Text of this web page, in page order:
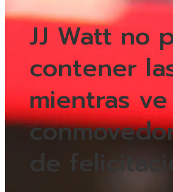
JJ Watt no
contener
mientras
de